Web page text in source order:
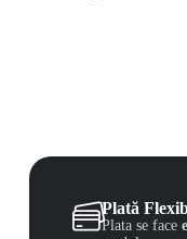
Plată
Plata se face